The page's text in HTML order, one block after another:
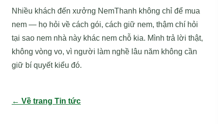
Nhiều khách đến xưởng NemThanh không chỉ để mua
nem — họ hỏi về cách gói, cách giữ nem, thậm chí hỏi
tại sao nem nhà này khác nem chỗ kia. Mình trả lời thật,
không vòng vo, vì người làm nghề lâu năm không cần
giữ bí quyết kiểu đó.
← Về trang Tin tức